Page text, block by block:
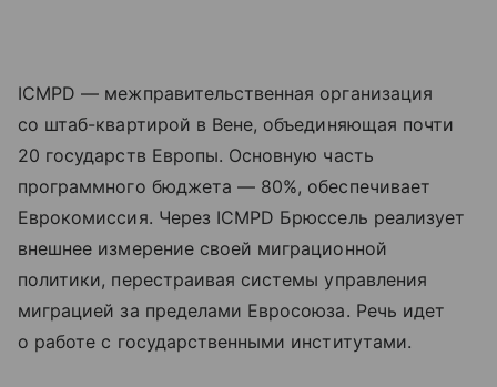
ICMPD — межправительственная организация
со штаб-квартирой в Вене, объединяющая почти
20 государств Европы. Основную часть
программного бюджета — 80%, обеспечивает
Еврокомиссия. Через ICMPD Брюссель реализует
внешнее измерение своей миграционной
политики, перестраивая системы управления
миграцией за пределами Евросоюза. Речь идет
о работе с государственными институтами.